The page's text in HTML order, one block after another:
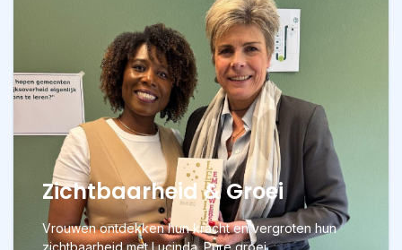
Zichtbaarheid & Groei
Vrouwen ontdekken hun kracht en vergroten hun
zichtbaarheid met Lucinda. Pure groei.